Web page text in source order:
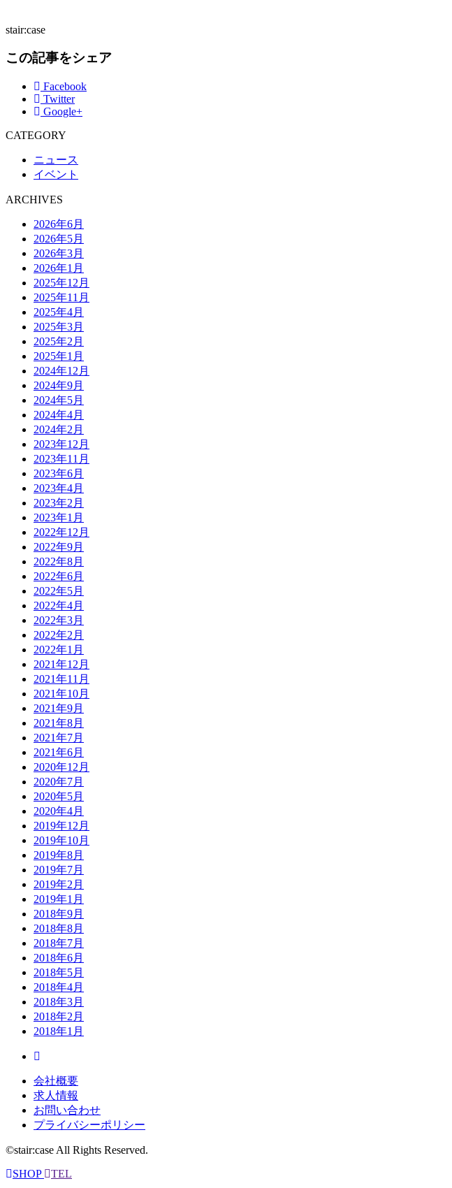
stair:case
この記事をシェア
Facebook
Twitter
Google+
CATEGORY
ニュース
イベント
ARCHIVES
2026年6月
2026年5月
2026年3月
2026年1月
2025年12月
2025年11月
2025年4月
2025年3月
2025年2月
2025年1月
2024年12月
2024年9月
2024年5月
2024年4月
2024年2月
2023年12月
2023年11月
2023年6月
2023年4月
2023年2月
2023年1月
2022年12月
2022年9月
2022年8月
2022年6月
2022年5月
2022年4月
2022年3月
2022年2月
2022年1月
2021年12月
2021年11月
2021年10月
2021年9月
2021年8月
2021年7月
2021年6月
2020年12月
2020年7月
2020年5月
2020年4月
2019年12月
2019年10月
2019年8月
2019年7月
2019年2月
2019年1月
2018年9月
2018年8月
2018年7月
2018年6月
2018年5月
2018年4月
2018年3月
2018年2月
2018年1月
会社概要
求人情報
お問い合わせ
プライバシーポリシー
©stair:case All Rights Reserved.
SHOP
TEL